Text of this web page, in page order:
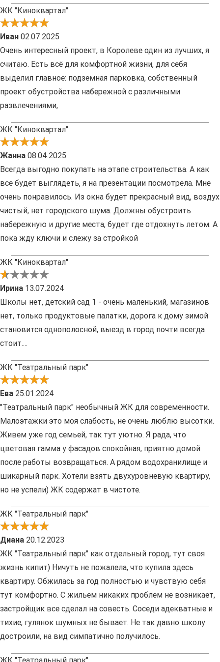
ЖК "Киноквартал"
Иван 02.07.2025
Очень интересный проект, в Королеве один из лучших, я
считаю. Есть всё для комфортной жизни, для себя
выделил главное: подземная парковка, собственный
проект обустройства набережной с различными
развлечениями,
ЖК "Киноквартал"
Жанна 08.04.2025
Всегда выгодно покупать на этапе строительства. А как
все будет выглядеть, я на презентации посмотрела. Мне
очень понравилось. Из окна будет прекрасный вид, воздух
чистый, нет городского шума. Должны обустроить
набережную и другие места, будет где отдохнуть летом. А
пока жду ключи и слежу за стройкой
ЖК "Киноквартал"
Ирина 13.07.2024
Школы нет, детский сад 1 - очень маленький, магазинов
нет, только продуктовые палатки, дорога к дому зимой
становится однополосной, выезд в город почти всегда
стоит....
ЖК "Театральный парк"
Ева 25.01.2024
"Театральный парк" необычный ЖК для современности.
Малоэтажки это моя слабость, не очень люблю высотки.
Живем уже год семьей, так тут уютно. Я рада, что
цветовая гамма у фасадов спокойная, приятно домой
после работы возвращаться. А рядом водохранилище и
шикарный парк. Хотели взять двухуровневую квартиру,
но не успели) ЖК содержат в чистоте.
ЖК "Театральный парк"
Диана 20.12.2023
ЖК "Театральный парк" как отдельный город, тут своя
жизнь кипит) Ничуть не пожалела, что купила здесь
квартиру. Обжилась за год полностью и чувствую себя
тут комфортно. С жильем никаких проблем не возникает,
застройщик все сделал на совесть. Соседи адекватные и
тихие, гулянок шумных не бывает. Не так давно школу
достроили, на вид симпатично получилось.
ЖК "Театральный парк"